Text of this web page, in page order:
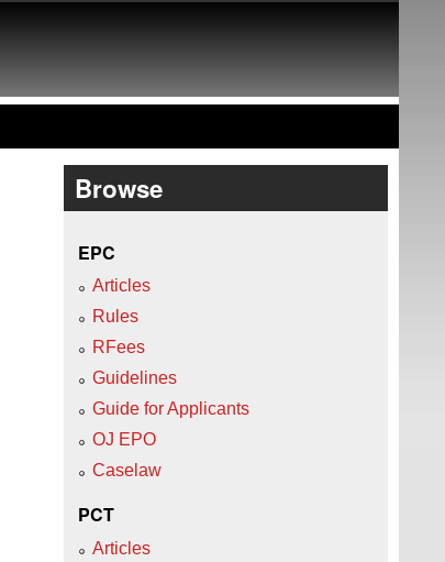
Browse
EPC
Articles
Rules
RFees
Guidelines
Guide for Applicants
OJ EPO
Caselaw
PCT
Articles